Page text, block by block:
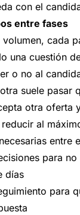
con el
entre fases
cada
una cuestión
o no al
suele pasar
otra oferta
al
entre
para
días
para